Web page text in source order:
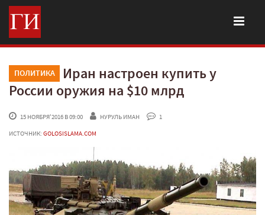
ПОЛИТИКА
Иран настроен купить у
России оружия на $10 млрд
15 НОЯБРЯ'2016 В 09:00 НУРУЛЬ ИМАН
1
ИСТОЧНИК: GOLOSISLAMA.COM